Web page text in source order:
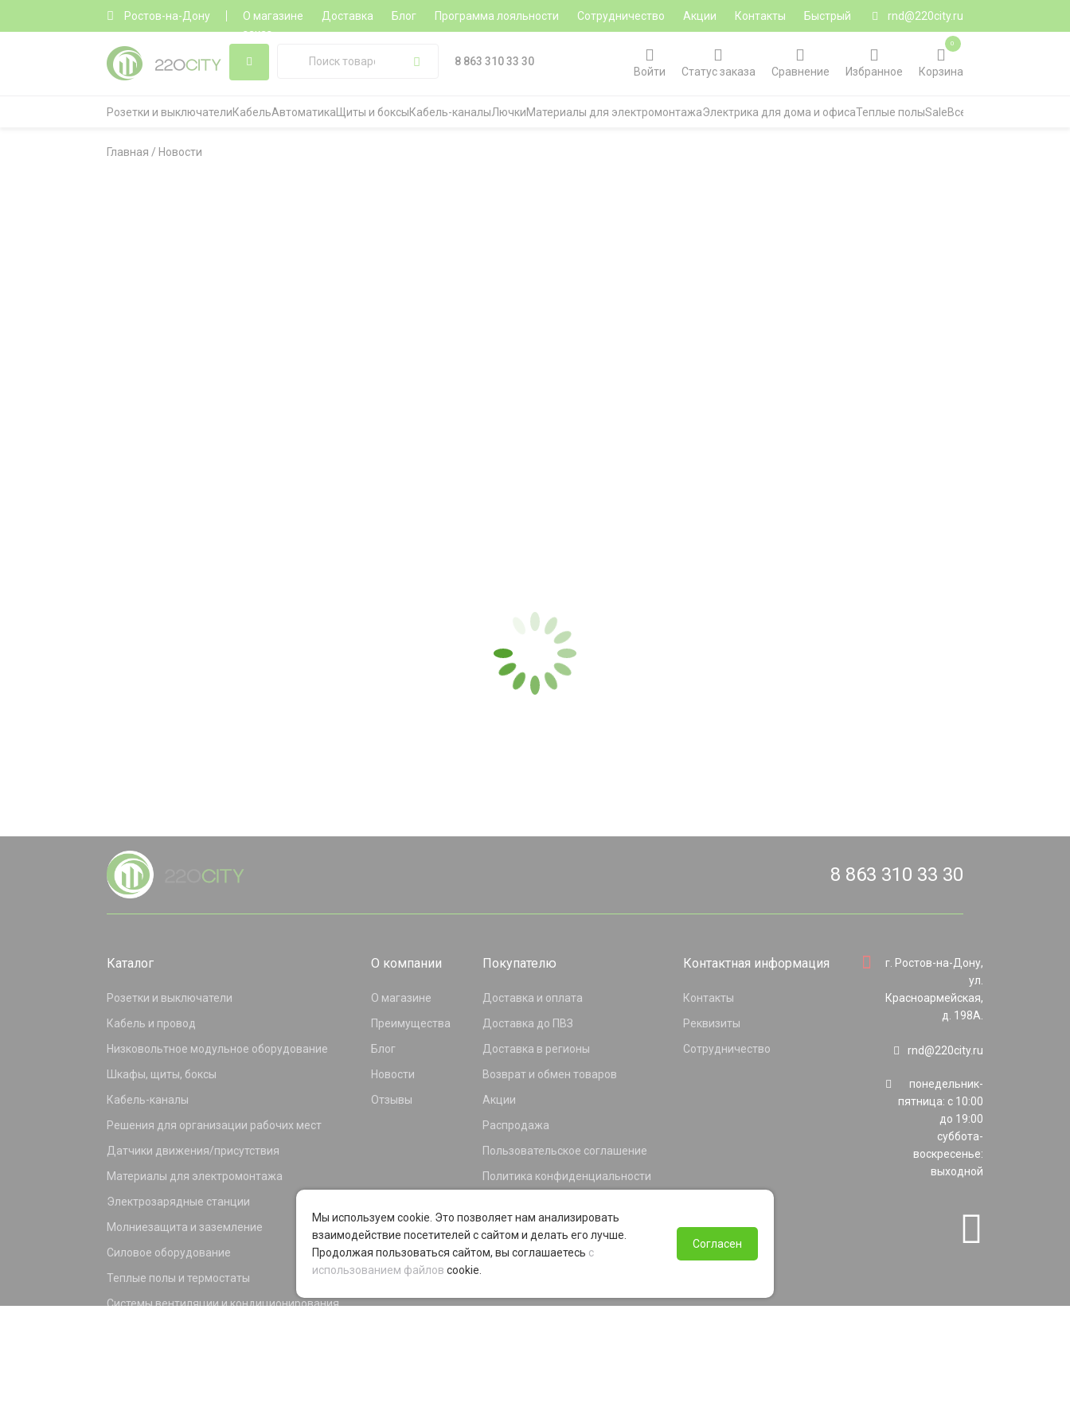
Ростов-на-Дону О магазине Доставка Блог Программа лояльности Сотрудничество Акции Контакты
Быстрый
заказ
rnd@220city.ru
8 863 310 33 30
Войти
Статус заказа Сравнение Избранное Корзина
0
Розетки и выключателиКабельАвтоматика Щиты и боксыКабель-каналыЛючкиМатериалы для электромонтажаЭлектрика для дома и офисаТеплые полыSaleВсе категории
Главная / Новости
8 863 310 33 30
Каталог
Розетки и выключатели
Кабель и провод
Низковольтное модульное оборудование
Шкафы, щиты, боксы
Кабель-каналы
Решения для организации рабочих мест
Датчики движения/присутствия
Материалы для электромонтажа
Электрозарядные станции
Молниезащита и заземление
Силовое оборудование
Теплые полы и термостаты
Системы вентиляции и кондиционирования
О компании
О магазине
Преимущества
Блог
Новости
Отзывы
Покупателю
Доставка и оплата
Доставка до ПВЗ
Доставка в регионы
Возврат и обмен товаров
Акции
Распродажа
Пользовательское соглашение
Политика конфиденциальности
Программа лояльности
Контактная информация
Контакты
Реквизиты
Сотрудничество
г. Ростов-на-Дону,
ул.
Красноармейская,
д. 198А.
rnd@220city.ru
понедельник-
пятница: с 10:00
до 19:00
суббота-
воскресенье:
выходной
Мы используем cookie. Это позволяет нам анализировать
взаимодействие посетителей с сайтом и делать его лучше.
Продолжая пользоваться сайтом, вы соглашаетесь с
использованием файлов cookie.
Согласен